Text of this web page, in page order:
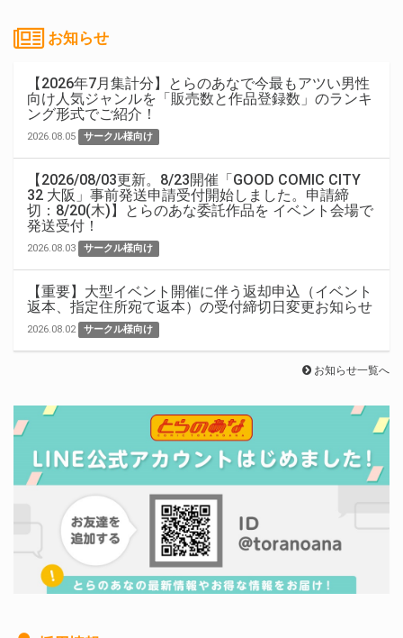
お知らせ
【2026年7月集計分】とらのあなで今最もアツい男性
向け人気ジャンルを「販売数と作品登録数」のランキ
ング形式でご紹介！
2026.08.05 サークル様向け
【2026/08/03更新。8/23開催「GOOD COMIC CITY
32 大阪」事前発送申請受付開始しました。申請締
切：8/20(木)】とらのあな委託作品を イベント会場で
発送受付！
2026.08.03 サークル様向け
【重要】大型イベント開催に伴う返却申込（イベント
返本、指定住所宛て返本）の受付締切日変更お知らせ
2026.08.02 サークル様向け
お知らせ一覧へ